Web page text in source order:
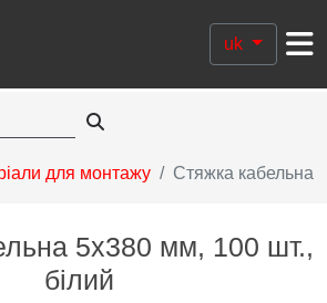
uk
для монтажу Стяжка кабельна
5х380 мм, 100 шт.,
білий